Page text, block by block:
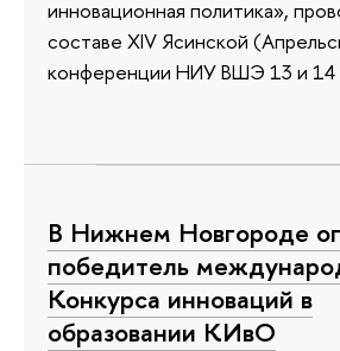
инновационная политика»,
составе XIV Ясинской
конференции НИУ ВШЭ 13 и 14
В Нижнем Новгороде
победитель
Конкурса инноваций в
образовании КИвО